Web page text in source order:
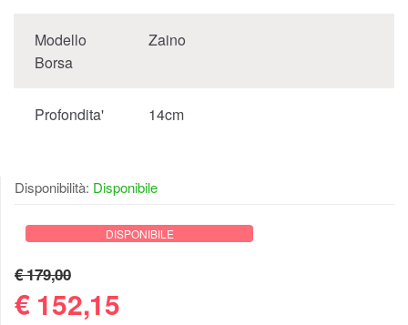
Modello
Borsa
Zaino
Profondita' 14cm
Disponibilità: Disponibile
DISPONIBILE
€ 179,00
€ 152,15